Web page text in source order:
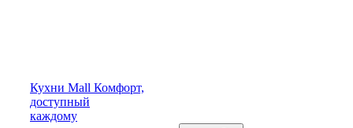
Кухни Mall Комфорт,
доступный
каждому